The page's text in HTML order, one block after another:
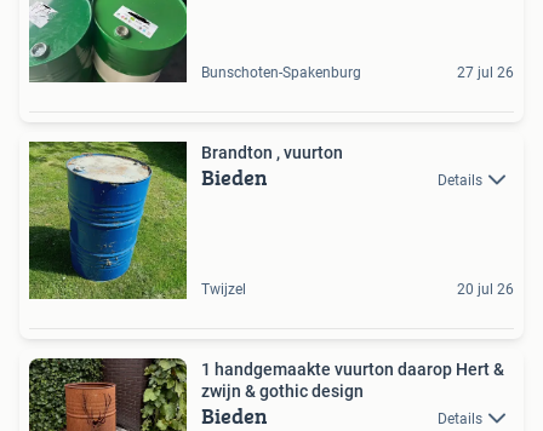
Bunschoten-Spakenburg 27 jul 26
Brandton , vuurton
Bieden Details
Twijzel 20 jul 26
1 handgemaakte vuurton daarop Hert &
zwijn & gothic design
Bieden Details